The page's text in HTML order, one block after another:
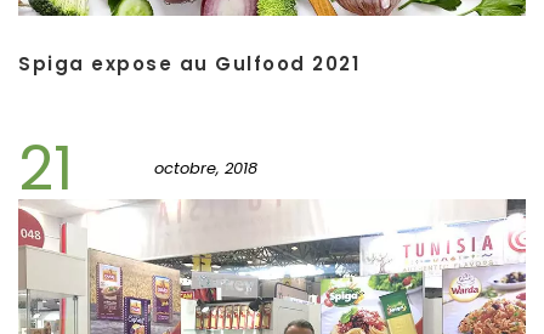
Spiga expose au Gulfood 2021
21 octobre, 2018